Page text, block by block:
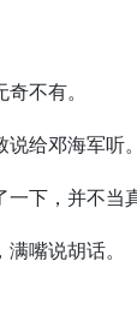
不有。
给邓海军听。
下，并不当真
嘴说胡话。